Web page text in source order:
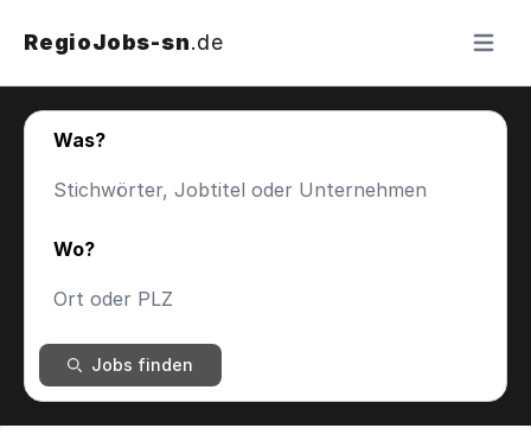
RegioJobs-sn.de Menü
Was?
Wo?
Jobs finden